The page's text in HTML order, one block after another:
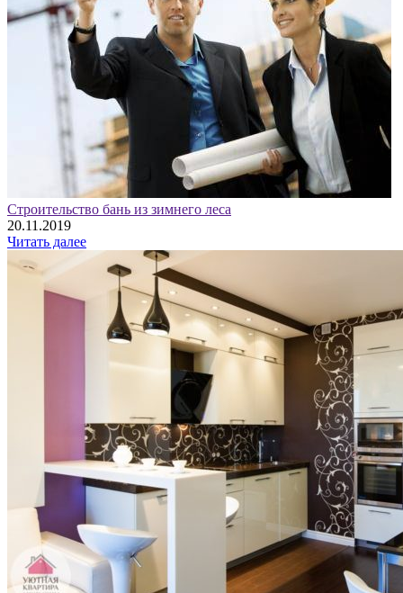
Строительство бань из зимнего леса
20.11.2019
Читать далее